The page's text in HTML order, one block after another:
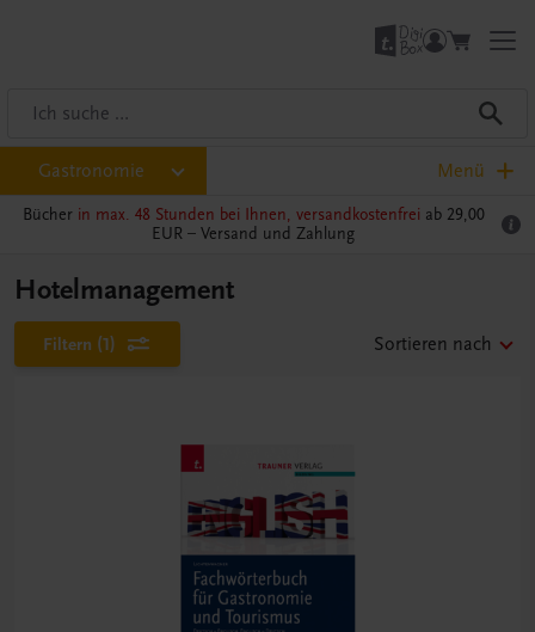
Gastronomie Menü
Bücher in max. 48 Stunden bei Ihnen, versandkostenfrei ab 29,00
EUR – Versand und Zahlung
Hotelmanagement
Filtern (1) Sortieren nach